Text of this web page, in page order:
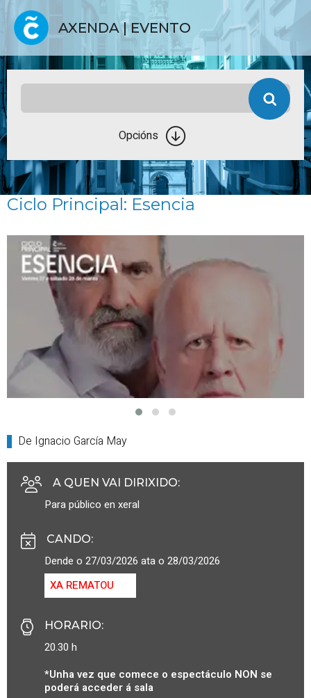
AXENDA | EVENTO
Opcións
Ciclo Principal: Esencia
De Ignacio García May
A QUEN VAI DIRIXIDO:
Para público en xeral
CANDO:
Dende o 27/03/2026 ata o 28/03/2026
XA REMATOU
HORARIO:
20.30 h
*Unha vez que comece o espectáculo NON se
poderá acceder á sala